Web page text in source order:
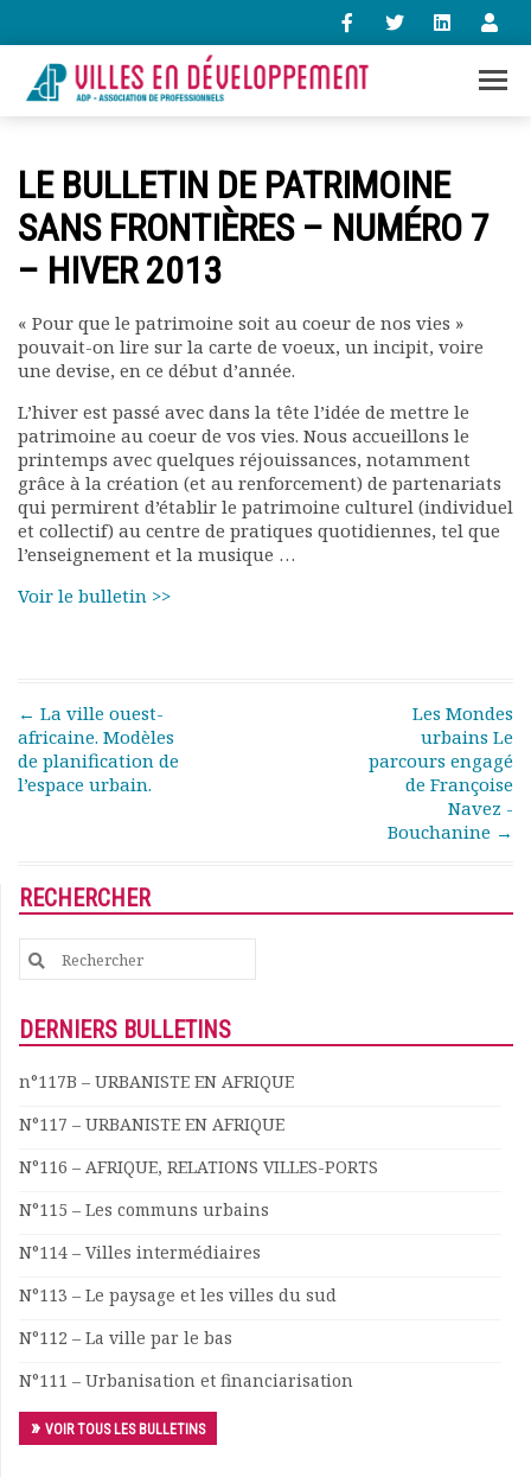
contact@villes-developpement.org
Accueil
Qui sommes-nous ?
Présentation vidéo
Le bureau
Statuts de l’association
Vie de l’association
Calendrier des activités
Assemblées générales
Comptes rendus mensuels
Rapports moraux
Nous rejoindre
Bulletins Villes en
développement
Kiosk
Dîners débats
Journées d’études
Concours vidéo
Matinales
Evénements
Documents
Les adhérents
Offres d’emploi
Forum
Nous contacter
LE BULLETIN DE PATRIMOINE
SANS FRONTIÈRES – NUMÉRO 7
– HIVER 2013
« Pour que le patrimoine soit au coeur de nos vies »
pouvait-on lire sur la carte de voeux, un incipit, voire
une devise, en ce début d’année.
L’hiver est passé avec dans la tête l’idée de mettre le
patrimoine au coeur de vos vies. Nous accueillons le
printemps avec quelques réjouissances, notamment
grâce à la création (et au renforcement) de partenariats
qui permirent d’établir le patrimoine culturel (individuel
et collectif) au centre de pratiques quotidiennes, tel que
l’enseignement et la musique …
Voir le bulletin >>
Post navigation
← La ville ouest-
africaine. Modèles
de planification de
l’espace urbain.
Les Mondes
urbains Le
parcours engagé
de Françoise
Navez -
Bouchanine →
RECHERCHER
Search
for:
DERNIERS BULLETINS
n°117B – URBANISTE EN AFRIQUE
N°117 – URBANISTE EN AFRIQUE
N°116 – AFRIQUE, RELATIONS VILLES-PORTS
N°115 – Les communs urbains
N°114 – Villes intermédiaires
N°113 – Le paysage et les villes du sud
N°112 – La ville par le bas
N°111 – Urbanisation et financiarisation
VOIR TOUS LES BULLETINS